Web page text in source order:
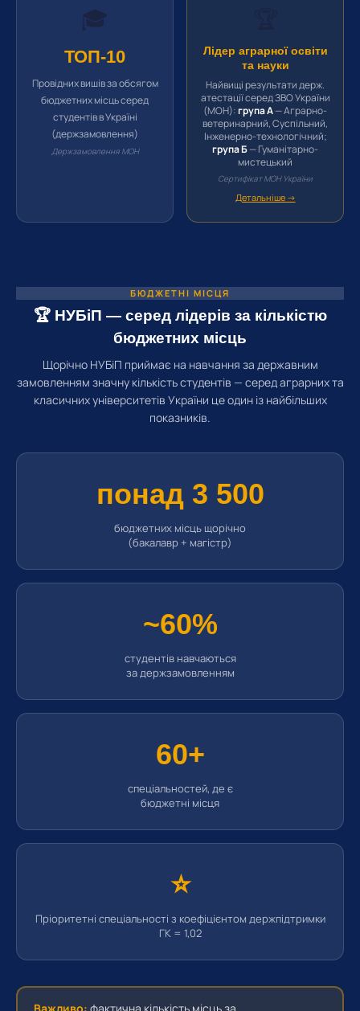
🎓
ТОП-10
Провідних вишів за обсягом
бюджетних місць серед
студентів в Україні
(держзамовлення)
Держзамовлення МОН
Лідер аграрної освіти
та науки
Найвищі результати держ.
атестації серед ЗВО України
(МОН):група А— Аграрно-
ветеринарний, Суспільний,
Інженерно-технологічний;
група Б— Гуманітарно-
мистецький
Сертифікат МОН України
Детальніше →
БЮДЖЕТНІ МІСЦЯ
🏆 НУБіП — серед лідерів за кількістю
бюджетних місць
Щорічно НУБіП приймає на навчання за державним
замовленням значну кількість студентів — серед аграрних та
класичних університетів України це один із найбільших
показників.
понад 3 500
бюджетних місць щорічно
(бакалавр + магістр)
~60%
студентів навчаються
за держзамовленням
60+
спеціальностей, де є
бюджетні місця
⭐
Пріоритетні спеціальності з коефіцієнтом держпідтримки
ГК = 1,02